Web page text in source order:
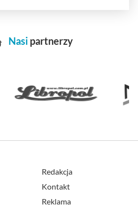
Nasi partnerzy
Redakcja
Kontakt
Reklama